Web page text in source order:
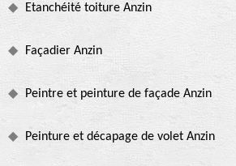
Etanchéité toiture Anzin
Façadier Anzin
Peintre et peinture de façade Anzin
Peinture et décapage de volet Anzin